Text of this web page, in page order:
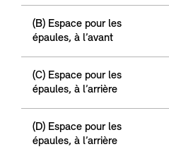
(B) Espace pour les
épaules, à l’avant
(C) Espace pour les
épaules, à l’arrière
(D) Espace pour les
épaules, à l’arrière